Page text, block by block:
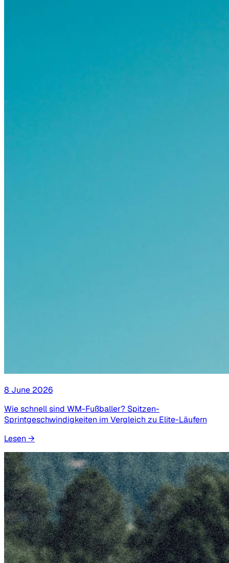
8 June 2026
Wie schnell sind WM-Fußballer? Spitzen-
Sprintgeschwindigkeiten im Vergleich zu Elite-Läufern
Lesen →